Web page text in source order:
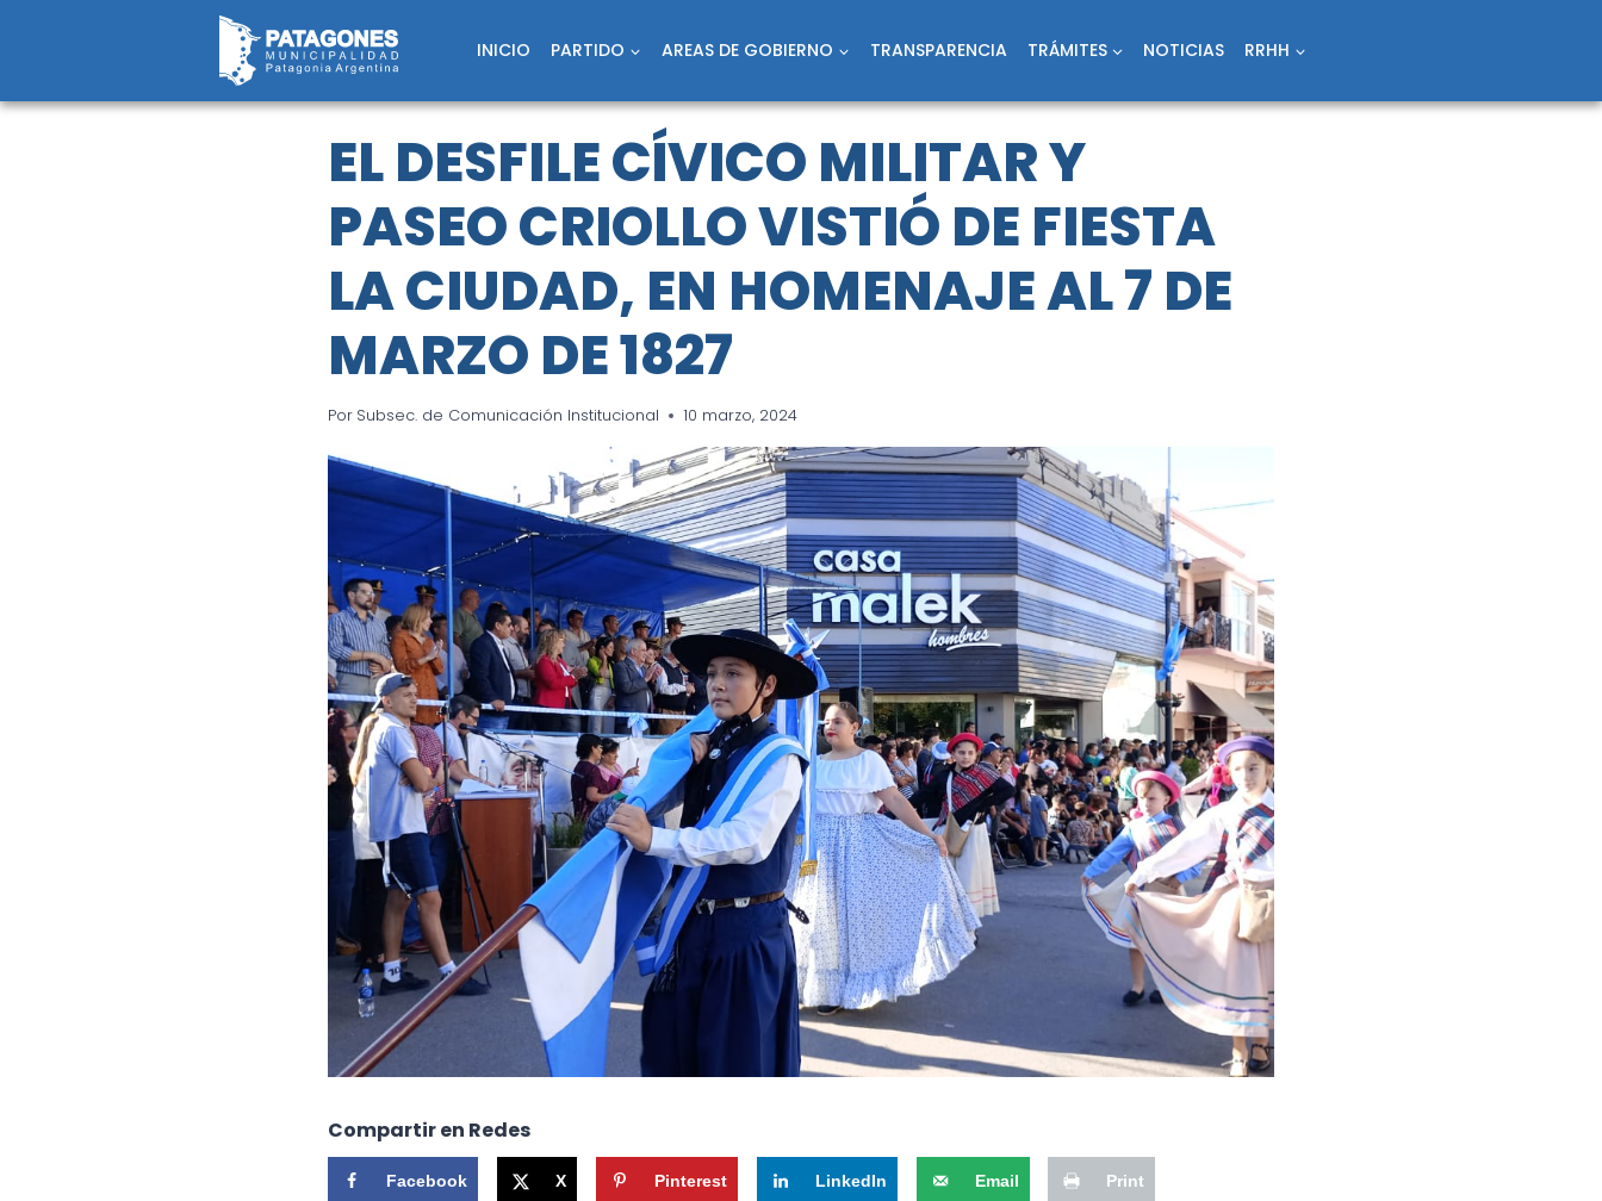
INICIO PARTIDO AREAS DE GOBIERNO TRANSPARENCIA TRÁMITES NOTICIAS RRHH
EL DESFILE CÍVICO MILITAR Y
PASEO CRIOLLO VISTIÓ DE FIESTA
LA CIUDAD, EN HOMENAJE AL 7 DE
MARZO DE 1827
Por Subsec. de Comunicación Institucional 10 marzo, 2024
Compartir en Redes
Facebook X Pinterest LinkedIn Email Print